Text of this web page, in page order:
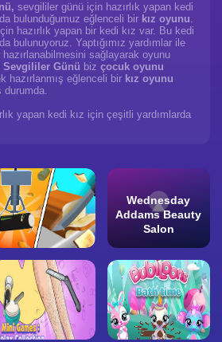
sevgililer günü için hazırlık yapan kedi
bulunduğumuz eğlenceli bir kız oyunu.
hazırlık yapan bir kedi kız var. Bu kedi
bulunuyoruz. Yaptığımız yardımlar ile
hazırlanabilmesini sağlayarak oyunu
Sevgililer Günü biz çocuk oyunu
hazırlanmış eğlenceli bir kız oyunu
durumda.
yapan kedi kız için çeşitli yardımlarda
Wednesday
Addams Beauty
Salon